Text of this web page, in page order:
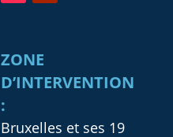
ZONE
D’INTERVENTION
:
Bruxelles et ses 19